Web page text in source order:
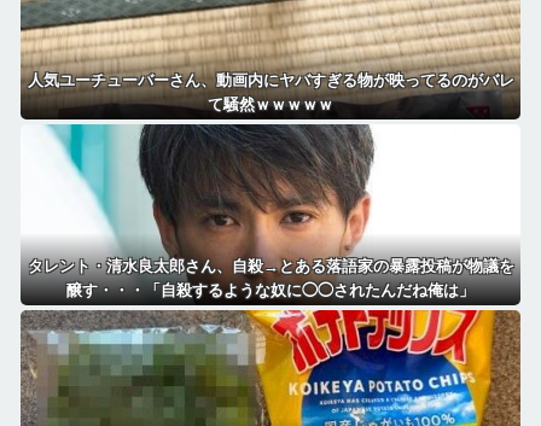
人気ユーチューバーさん、動画内にヤバすぎる物が映ってるのがバレ
て騒然ｗｗｗｗｗ
タレント・清水良太郎さん、自殺→とある落語家の暴露投稿が物議を
醸す・・・「自殺するような奴に◯◯されたんだね俺は」